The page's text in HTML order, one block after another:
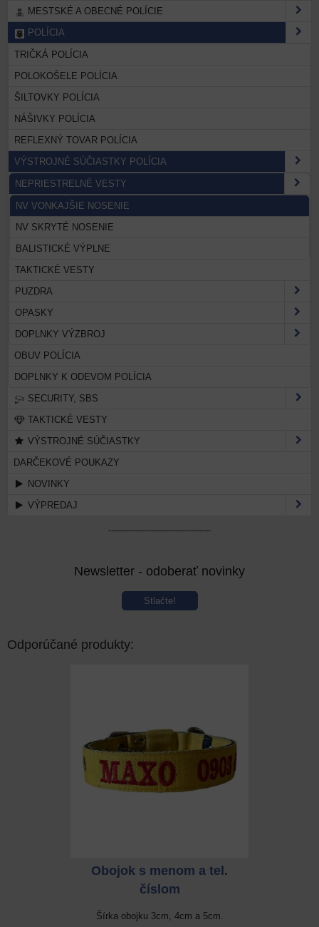
MESTSKÉ A OBECNÉ POLÍCIE
POLÍCIA
TRIČKÁ POLÍCIA
POLOKOŠELE POLÍCIA
ŠILTOVKY POLÍCIA
NÁŠIVKY POLÍCIA
REFLEXNÝ TOVAR POLÍCIA
VÝSTROJNÉ SÚČIASTKY POLÍCIA
NEPRIESTRELNÉ VESTY
NV VONKAJŠIE NOSENIE
NV SKRYTÉ NOSENIE
BALISTICKÉ VÝPLNE
TAKTICKÉ VESTY
PUZDRA
OPASKY
DOPLNKY VÝZBROJ
OBUV POLÍCIA
DOPLNKY K ODEVOM POLÍCIA
SECURITY, SBS
TAKTICKÉ VESTY
VÝSTROJNÉ SÚČIASTKY
DARČEKOVÉ POUKAZY
NOVINKY
VÝPREDAJ
------------------------------------
Newsletter - odoberať novinky
Stlačte!
Odporúčané produkty:
Obojok s menom a tel.
číslom
Šírka obojku 3cm, 4cm a 5cm.